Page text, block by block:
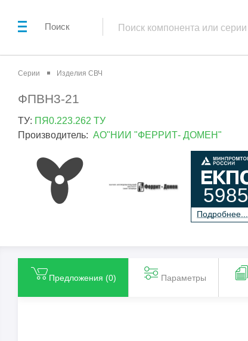
Поиск
Серии Изделия СВЧ
ФПВН3-21
ТУ: ПЯ0.223.262 ТУ
Производитель: АО"НИИ "ФЕРРИТ- ДОМЕН"
Подробнее...
5985
Предложения (0) Параметры